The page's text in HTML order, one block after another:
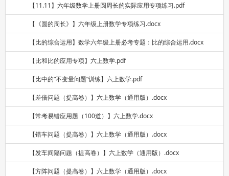
【11.11】六年级数学上册圆周长的实际应用专项练习.pdf
【《圆的周长》】六年级上册数学专项练习.docx
【比的综合运用】数学六年级上册必考专题：比的综合运用.docx
【比和比的应用专项】六上数学.pdf
【比中的“不变量问题”训练】六上数学.pdf
【差倍问题（提高卷）】六上数学（通用版）.docx
【常考易错应用题（100道）】六上数学.docx
【错车问题（提高卷）】六上数学（通用版）.docx
【发车间隔问题（提高卷）】六上数学（通用版）.docx
【方阵问题（提高卷）】六上数学（通用版）.docx